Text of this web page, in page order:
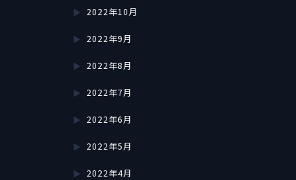
2022年10月
2022年9月
2022年8月
2022年7月
2022年6月
2022年5月
2022年4月